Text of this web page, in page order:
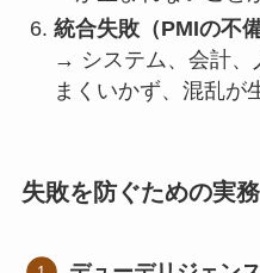
統合失敗（PMIの不備
→ システム、会計、
まくいかず、混乱が
失敗を防ぐための実